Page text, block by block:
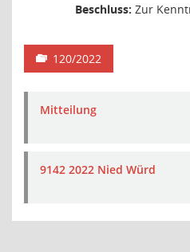
Beschluss: Zur
120/2022
Mitteilung
9142 2022 Nied Würd